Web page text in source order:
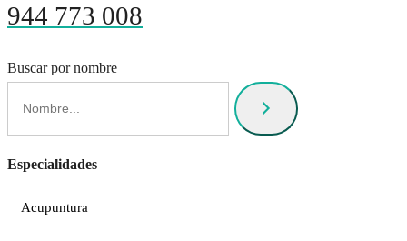
944 773 008
Buscar por nombre
Especialidades
Acupuntura